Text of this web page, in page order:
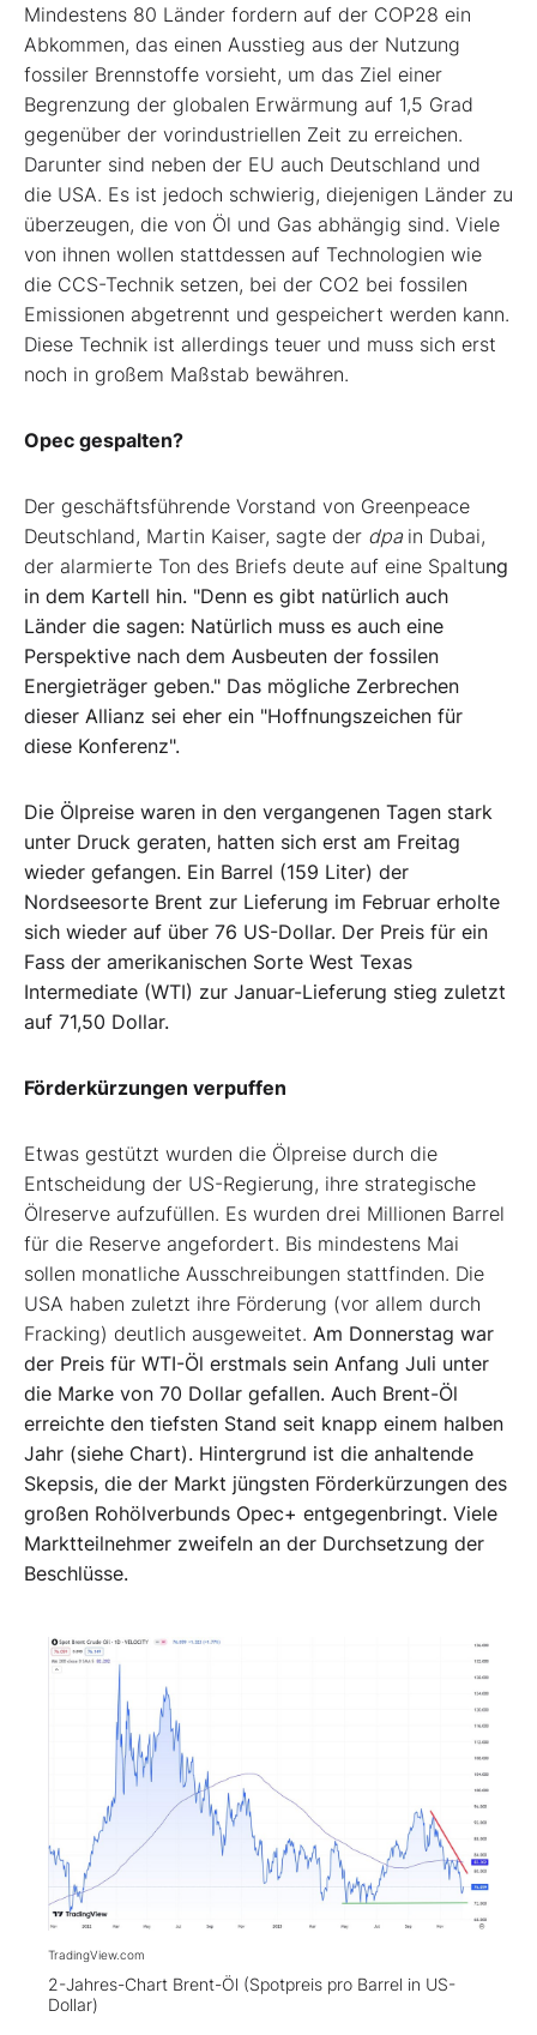
Mindestens 80 Länder fordern auf der COP28 ein
Abkommen, das einen Ausstieg aus der Nutzung
fossiler Brennstoffe vorsieht, um das Ziel einer
Begrenzung der globalen Erwärmung auf 1,5 Grad
gegenüber der vorindustriellen Zeit zu erreichen.
Darunter sind neben der EU auch Deutschland und
die USA. Es ist jedoch schwierig, diejenigen Länder zu
überzeugen, die von Öl und Gas abhängig sind. Viele
von ihnen wollen stattdessen auf Technologien wie
die CCS-Technik setzen, bei der CO2 bei fossilen
Emissionen abgetrennt und gespeichert werden kann.
Diese Technik ist allerdings teuer und muss sich erst
noch in großem Maßstab bewähren.
Opec gespalten?
Der geschäftsführende Vorstand von Greenpeace
Deutschland, Martin Kaiser, sagte der dpa in Dubai,
der alarmierte Ton des Briefs deute auf eine Spaltung
in dem Kartell hin. "Denn es gibt natürlich auch
Länder die sagen: Natürlich muss es auch eine
Perspektive nach dem Ausbeuten der fossilen
Energieträger geben." Das mögliche Zerbrechen
dieser Allianz sei eher ein "Hoffnungszeichen für
diese Konferenz".
Die Ölpreise waren in den vergangenen Tagen stark
unter Druck geraten, hatten sich erst am Freitag
wieder gefangen. Ein Barrel (159 Liter) der
Nordseesorte Brent zur Lieferung im Februar erholte
sich wieder auf über 76 US-Dollar. Der Preis für ein
Fass der amerikanischen Sorte West Texas
Intermediate (WTI) zur Januar-Lieferung stieg zuletzt
auf 71,50 Dollar.
Förderkürzungen verpuffen
Etwas gestützt wurden die Ölpreise durch die
Entscheidung der US-Regierung, ihre strategische
Ölreserve aufzufüllen. Es wurden drei Millionen Barrel
für die Reserve angefordert. Bis mindestens Mai
sollen monatliche Ausschreibungen stattfinden. Die
USA haben zuletzt ihre Förderung (vor allem durch
Fracking) deutlich ausgeweitet. Am Donnerstag war
der Preis für WTI-Öl erstmals sein Anfang Juli unter
die Marke von 70 Dollar gefallen. Auch Brent-Öl
erreichte den tiefsten Stand seit knapp einem halben
Jahr (siehe Chart). Hintergrund ist die anhaltende
Skepsis, die der Markt jüngsten Förderkürzungen des
großen Rohölverbunds Opec+ entgegenbringt. Viele
Marktteilnehmer zweifeln an der Durchsetzung der
Beschlüsse.
TradingView.com
2-Jahres-Chart Brent-Öl (Spotpreis pro Barrel in US-
Dollar)